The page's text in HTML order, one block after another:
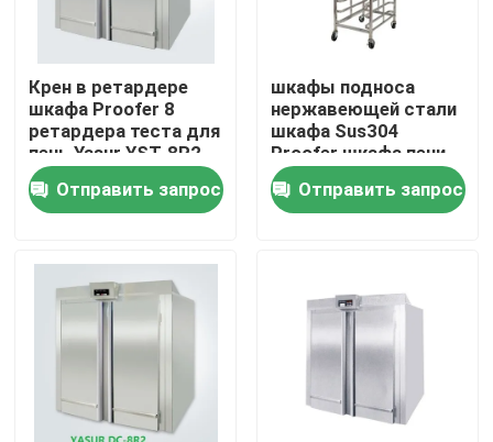
Продукция
Видео
Подовая печь для пекарни
Печь конвекции пекарни
Спиральный смеситель теста
Крен в ретардере
шкафа Proofer 8
ретардера теста для
печь Yasur YST-8R2
220V 8kw
Отправить запрос
шкафы подноса
нержавеющей стали
шкафа Sus304
Proofer шкафа печи
двойника 800x600
Отправить запрос